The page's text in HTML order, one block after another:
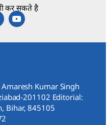
कर सकते है
Kumar Singh
201102 Editorial:
Bihar, 845105